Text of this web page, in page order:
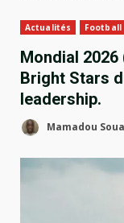
Actualités Football
Mondial
Bright Stars
leadership.
Mamadou